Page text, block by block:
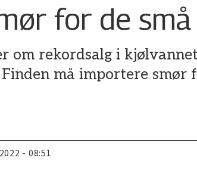
for de små
om rekordsalg i
må importere smør
- 08:51